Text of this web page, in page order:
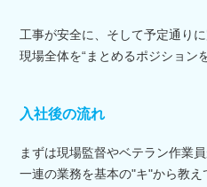
工事が安全に、そして予定通り
現場全体を“まとめるポジション
入社後の流れ
まずは現場監督やベテラン作業
一連の業務を基本の"キ"から教え